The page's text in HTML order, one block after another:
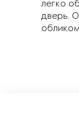
легко
дверь.